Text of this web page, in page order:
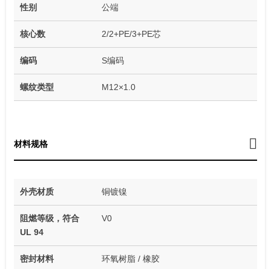
性别 公端
核心数 2/2+PE/3+PE芯
编码 S编码
螺纹类型 M12×1.0
材料规格
外壳材质 铜镀镍
阻燃等级，符合
UL 94
V0
密封材料 环氧树脂 / 橡胶